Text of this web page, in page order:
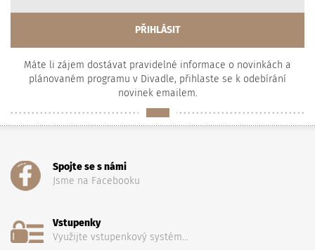
Máte li zájem dostávat pravidelné informace o novinkách a
plánovaném programu v Divadle, přihlaste se k odebírání
novinek emailem.
Spojte se s námi
Jsme na Facebooku
Vstupenky
Využijte vstupenkový systém...